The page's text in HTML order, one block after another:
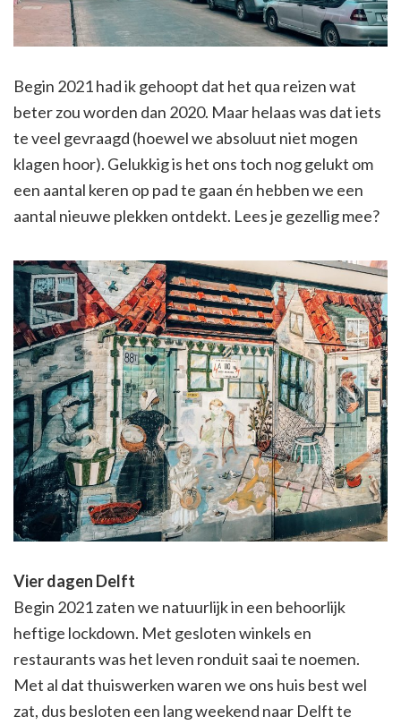
Begin 2021 had ik gehoopt dat het qua reizen wat
beter zou worden dan 2020. Maar helaas was dat iets
te veel gevraagd (hoewel we absoluut niet mogen
klagen hoor). Gelukkig is het ons toch nog gelukt om
een aantal keren op pad te gaan én hebben we een
aantal nieuwe plekken ontdekt. Lees je gezellig mee?
Vier dagen Delft
Begin 2021 zaten we natuurlijk in een behoorlijk
heftige lockdown. Met gesloten winkels en
restaurants was het leven ronduit saai te noemen.
Met al dat thuiswerken waren we ons huis best wel
zat, dus besloten een lang weekend naar Delft te